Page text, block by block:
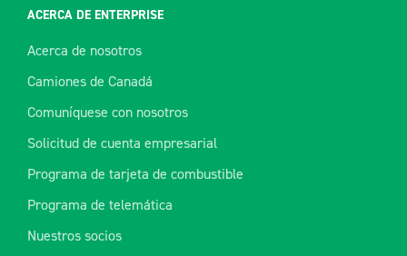
ACERCA DE ENTERPRISE
Acerca de nosotros
Camiones de Canadá
Comuníquese con nosotros
Solicitud de cuenta empresarial
Programa de tarjeta de combustible
Programa de telemática
Nuestros socios